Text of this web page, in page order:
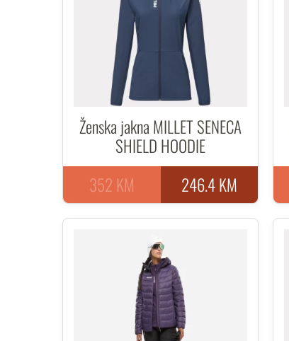
Ženska jakna MILLET SENECA
SHIELD HOODIE
246.4 KM
352 KM